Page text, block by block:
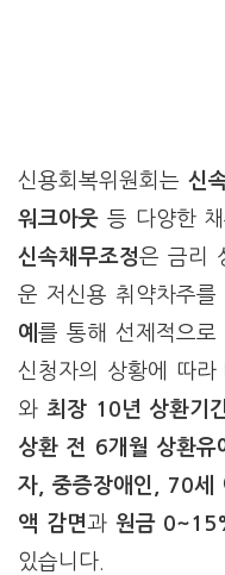
신용회복위원회는 신
워크아웃 등 다양한
신속채무조정은 금리
운 저신용 취약차주를
예 를 통해 선제적으
신청자의 상황에 따라
와 최장 10년 상환기
상환 전 6개월 상환유
자, 중증장애인, 70세
액 감면과 원금
있습니다.